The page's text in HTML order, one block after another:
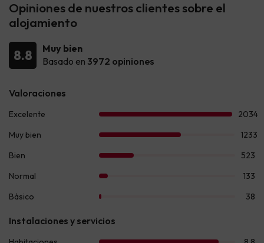
Opiniones de nuestros clientes sobre el
alojamiento
8.8
Muy bien
Basado en 3972 opiniones